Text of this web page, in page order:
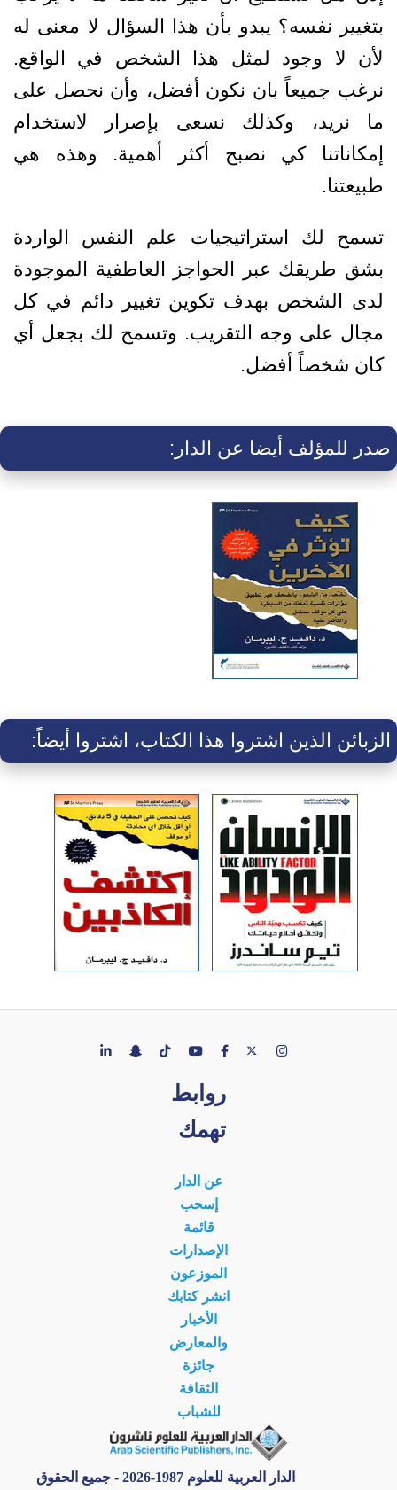
بتغيير نفسه؟ يبدو بأن هذا السؤال لا معنى له
لأن لا وجود لمثل هذا الشخص في الواقع.
نرغب جميعاً بان نكون أفضل، وأن نحصل على
ما نريد، وكذلك نسعى بإصرار لاستخدام
إمكاناتنا كي نصبح أكثر أهمية. وهذه هي
طبيعتنا.
تسمح لك استراتيجيات علم النفس الواردة
بشق طريقك عبر الحواجز العاطفية الموجودة
لدى الشخص بهدف تكوين تغيير دائم في كل
مجال على وجه التقريب. وتسمح لك بجعل أي
كان شخصاً أفضل.
صدر للمؤلف أيضا عن الدار:
الزبائن الذين اشتروا هذا الكتاب، اشتروا أيضاً:
روابط
تهمك
عن الدار
إسحب
قائمة
الإصدارات
الموزعون
انشر كتابك
الأخبار
والمعارض
جائزة
الثقافة
للشباب
الدار العربية للعلوم 1987-2026 - جميع الحقوق